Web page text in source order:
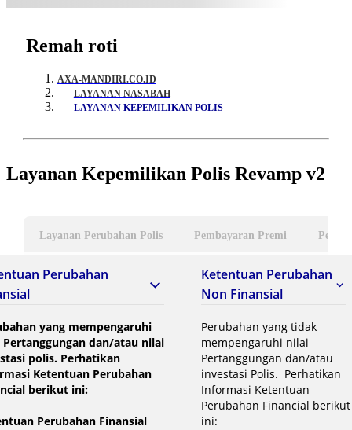
Remah roti
AXA-MANDIRI.CO.ID
LAYANAN NASABAH
LAYANAN KEPEMILIKAN POLIS
Layanan Kepemilikan Polis Revamp v2
Layanan Perubahan Polis Pembayaran Premi
Perubahan
yang mempengaruhi
dan/atau nilai
polis. Perhatikan
Ketentuan Perubahan
berikut ini:
Perubahan Finansial
Ketentuan Perubahan
Non Finansial
Perubahan yang tidak
mempengaruhi nilai
Pertanggungan dan/atau
investasi Polis. Perhatikan
Informasi Ketentuan
Perubahan Financial berikut
ini: